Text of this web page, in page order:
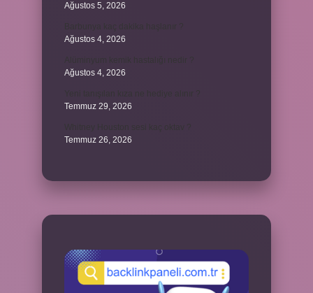
Ağustos 5, 2026
Ağustos 4, 2026
Ağustos 4, 2026
Temmuz 29, 2026
Temmuz 26, 2026